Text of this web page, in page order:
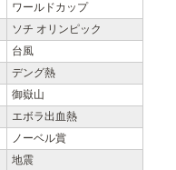
ワールドカップ
ソチ オリンピック
台風
デング熱
御嶽山
エボラ出血熱
ノーベル賞
地震